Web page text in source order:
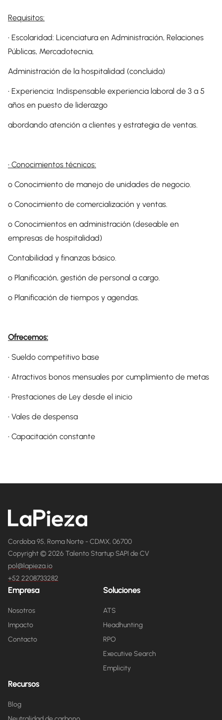
Requisitos:
• Escolaridad: Licenciatura en Administración, Relaciones
Públicas, Mercadotecnia,
Administración de la hospitalidad (concluida)
• Experiencia: Indispensable experiencia laboral de 3 a 5
años en puesto de liderazgo
abordando atención a clientes y estrategia de ventas.
• Conocimientos técnicos:
o Conocimiento de manejo de unidades de negocio.
o Conocimiento de comercialización y ventas.
o Conocimientos en administración (deseable en
empresas de hospitalidad)
Contabilidad y finanzas básico.
o Planificación, gestión de personal a cargo.
o Planificación de tiempos y agendas.
Ofrecemos:
• Sueldo competitivo base
• Atractivos bonos mensuales por cumplimiento de metas
• Prestaciones de Ley desde el inicio
• Vales de despensa
• Capacitación constante
Cordoba 95, Roma Norte - CDMX, 06700
Copyright © 2026 Talento Startup SAPI de CV
pol@lapieza.io
+52 2208733282
Empresa
Nosotros
Impacto
Contacto
Soluciones
ATS
Headhunting
RPO
Executive Search
Emplicity
Recursos
Blog